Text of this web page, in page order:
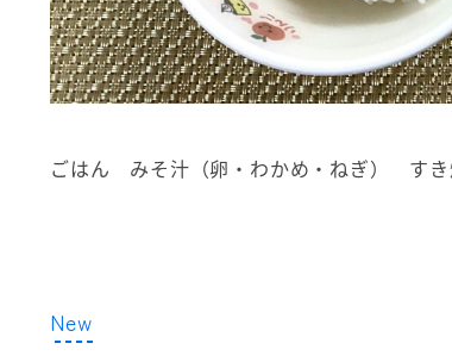
ごはん みそ汁（卵・わかめ・ねぎ） す
New